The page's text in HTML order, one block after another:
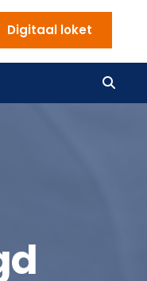
Digitaal loket